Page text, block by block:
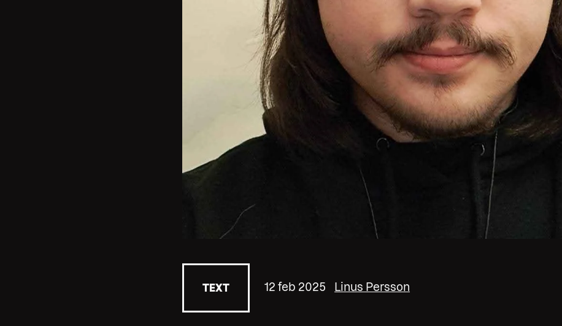
TEXT 12 feb 2025 Linus Persson